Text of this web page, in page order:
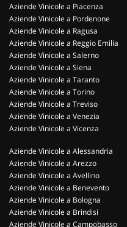
Aziende Vinicole a Piacenza
Aziende Vinicole a Pordenone
Aziende Vinicole a Ragusa
Aziende Vinicole a Reggio Emilia
Aziende Vinicole a Salerno
Aziende Vinicole a Siena
Aziende Vinicole a Taranto
Aziende Vinicole a Torino
Aziende Vinicole a Treviso
Aziende Vinicole a Venezia
Aziende Vinicole a Vicenza
Aziende Vinicole a Alessandria
Aziende Vinicole a Arezzo
Aziende Vinicole a Avellino
Aziende Vinicole a Benevento
Aziende Vinicole a Bologna
Aziende Vinicole a Brindisi
Aziende Vinicole a Campobasso